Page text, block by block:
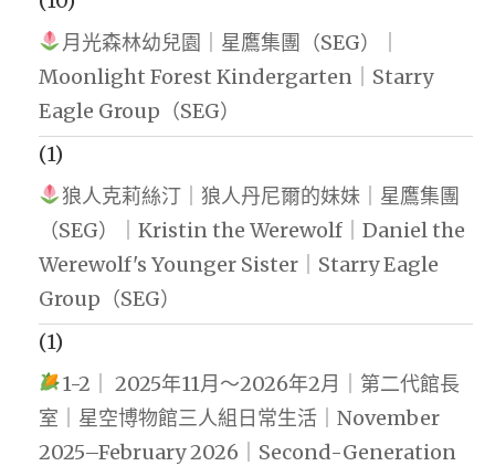
月光森林幼兒園｜星鷹集團（SEG）｜
Moonlight Forest Kindergarten｜Starry
Eagle Group（SEG）
(1)
狼人克莉絲汀｜狼人丹尼爾的妹妹｜星鷹集團
（SEG）｜Kristin the Werewolf｜Daniel the
Werewolf's Younger Sister｜Starry Eagle
Group（SEG）
(1)
1-2｜ 2025年11月～2026年2月｜第二代館長
室｜星空博物館三人組日常生活｜November
2025–February 2026｜Second-Generation